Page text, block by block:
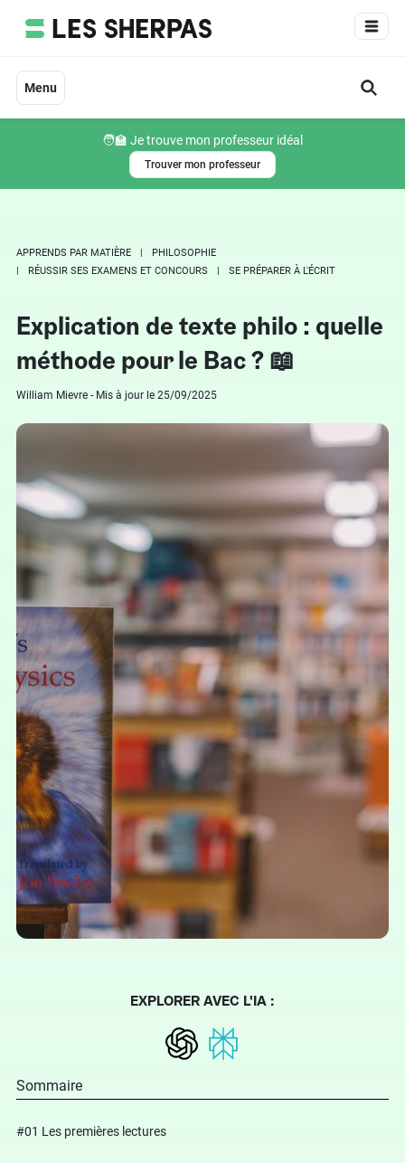
Menu
🧑‍🏫 Je trouve mon professeur idéal
Trouver mon professeur
APPRENDS PAR MATIÈRE
PHILOSOPHIE
RÉUSSIR SES EXAMENS ET CONCOURS
SE PRÉPARER À L'ÉCRIT
Explication de texte philo : quelle
méthode pour le Bac ? 📖
William Mievre - Mis à jour le 25/09/2025
EXPLORER AVEC L'IA :
Sommaire
#01 Les premières lectures